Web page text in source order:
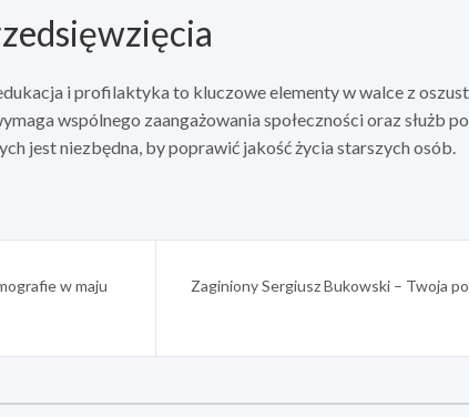
i profilaktyka to kluczowe elementy w walce z
wspólnego zaangażowania społeczności oraz służb
jest niezbędna, by poprawić jakość życia starszych osób.
w maju
Zaginiony Sergiusz Bukowski – Twoja